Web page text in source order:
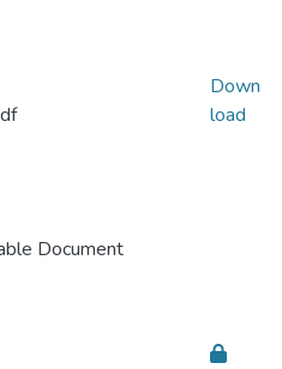
Document
Down
load